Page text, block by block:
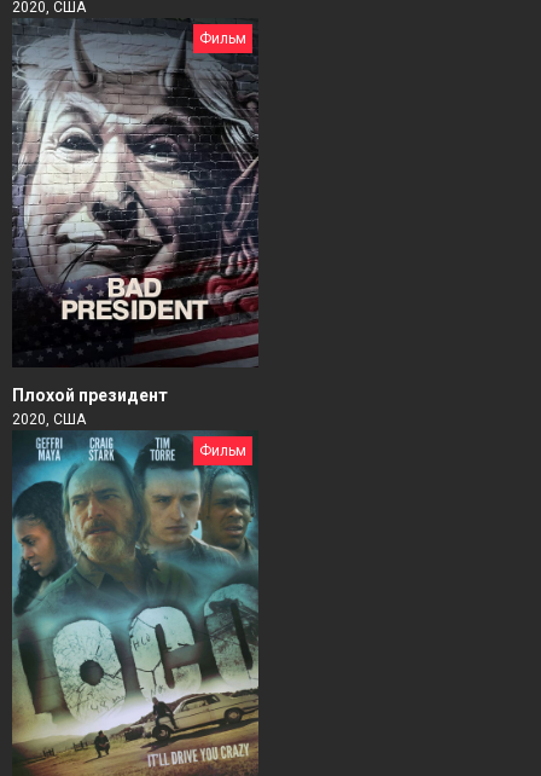
2020, США
Фильм
Плохой президент
2020, США
Фильм